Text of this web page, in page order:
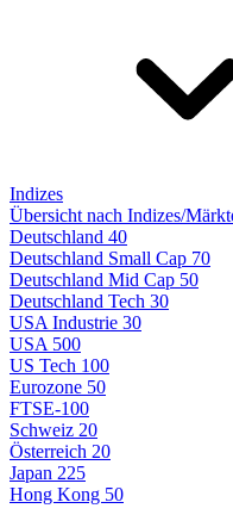
Indizes
Übersicht nach Indizes/
Deutschland 40
Deutschland Small Cap 70
Deutschland Mid Cap 50
Deutschland Tech 30
USA Industrie 30
USA 500
US Tech 100
Eurozone 50
FTSE-100
Schweiz 20
Österreich 20
Japan 225
Hong Kong 50